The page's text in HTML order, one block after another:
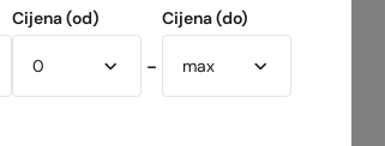
Cijena (od)
-
Cijena (do)